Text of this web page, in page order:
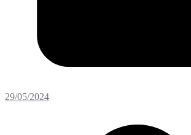
29/05/2024